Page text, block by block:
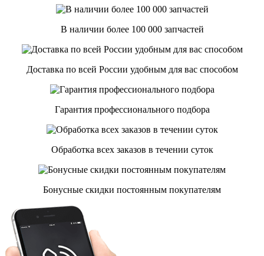
В наличии более 100 000 запчастей
Доставка по всей России удобным для вас способом
Гарантия профессионального подбора
Обработка всех заказов в течении суток
Бонусные скидки постоянным покупателям